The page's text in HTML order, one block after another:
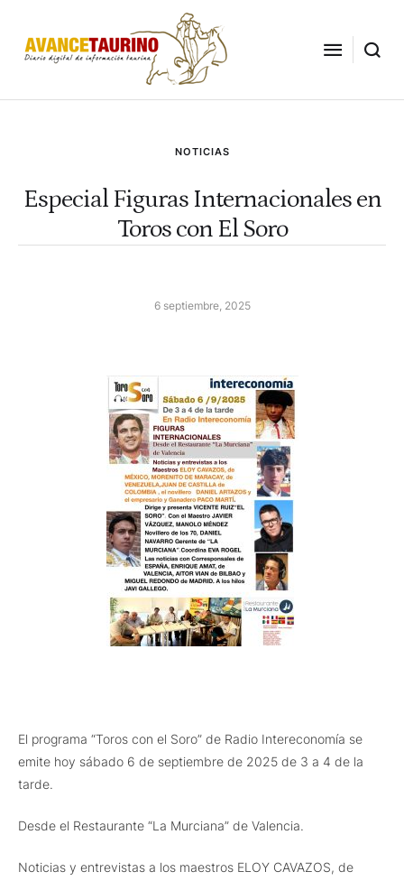
NOTICIAS
Especial Figuras Internacionales en
Toros con El Soro
6 septiembre, 2025
El programa “Toros con el Soro” de Radio Intereconomía se
emite hoy sábado 6 de septiembre de 2025 de 3 a 4 de la
tarde.
Desde el Restaurante “La Murciana” de Valencia.
Noticias y entrevistas a los maestros ELOY CAVAZOS, de